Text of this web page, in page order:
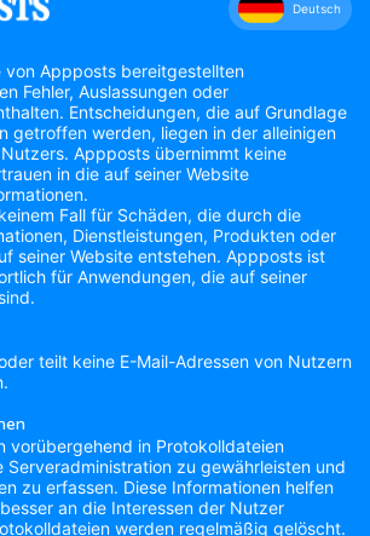
Deutsch
von Appposts bereitgestellten
Fehler, Auslassungen oder
Entscheidungen, die auf Grundlage
getroffen werden, liegen in der alleinigen
Appposts übernimmt keine
in die auf seiner Website
Fall für Schäden, die durch die
Dienstleistungen, Produkten oder
seiner Website entstehen. Appposts ist
für Anwendungen, die auf seiner
teilt keine E-Mail-Adressen von Nutzern
vorübergehend in Protokolldateien
Serveradministration zu gewährleisten und
zu erfassen. Diese Informationen helfen
an die Interessen der Nutzer
werden regelmäßig gelöscht.